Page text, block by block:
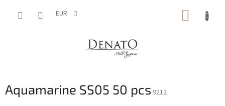
EUR
PANIER
Aquamarine SS05 50 pcs 9212